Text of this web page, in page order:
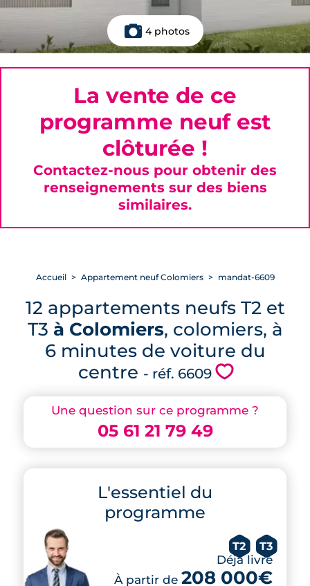
4 photos
Une question sur ce programme ?
05 61 21 79 49
L'essentiel du
programme
T2 T3
Déjà livré
À partir de 208 000€
Accueil Appartement neuf Colomiers mandat-6609
12 appartements neufs T2 et
T3 à Colomiers, colomiers, à
6 minutes de voiture du
centre - réf. 6609 💗
La vente de ce
programme neuf est
clôturée !
Contactez-nous pour obtenir des
renseignements sur des biens
similaires.